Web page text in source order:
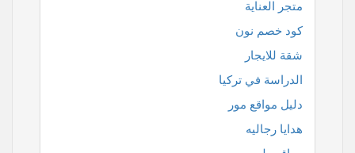
متجر العناية
كود خصم نون
شقة للايجار
الدراسة في تركيا
دليل مواقع مور
هدايا رجاليه